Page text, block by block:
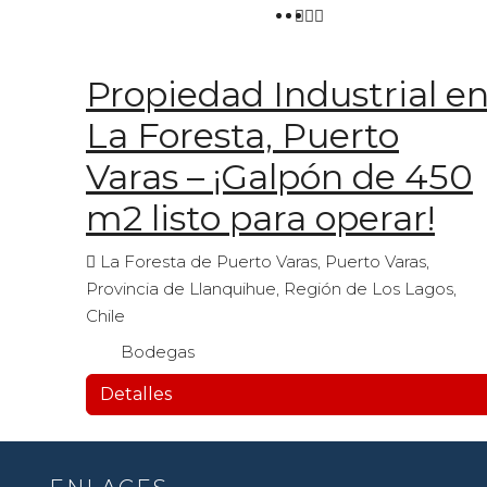
Propiedad Industrial
La Foresta, Puerto
Varas – ¡Galpón de 450
m2 listo para operar!
La Foresta de Puerto Varas, Puerto Varas,
Provincia de Llanquihue, Región de Los Lagos,
Chile
Bodegas
Detalles